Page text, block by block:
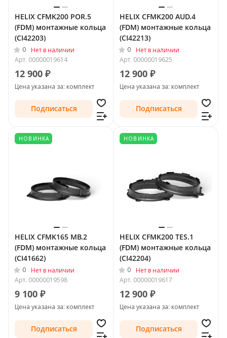
HELIX CFMK200 POR.5
(FDM) монтажные кольца
(CI42203)
0
Нет в наличии
Арт. 00000019614
12 900 ₽
Цена указана за: комплект
Подписаться
HELIX CFMK200 AUD.4
(FDM) монтажные кольца
(CI42213)
0
Нет в наличии
Арт. 00000019625
12 900 ₽
Цена указана за: комплект
Подписаться
НОВИНКА
HELIX CFMK165 MB.2
(FDM) монтажные кольца
(CI41662)
0
Нет в наличии
Арт. 00000019598
9 100 ₽
Цена указана за: комплект
Подписаться
НОВИНКА
HELIX CFMK200 TES.1
(FDM) монтажные кольца
(CI42204)
0
Нет в наличии
Арт. 00000019617
12 900 ₽
Цена указана за: комплект
Подписаться